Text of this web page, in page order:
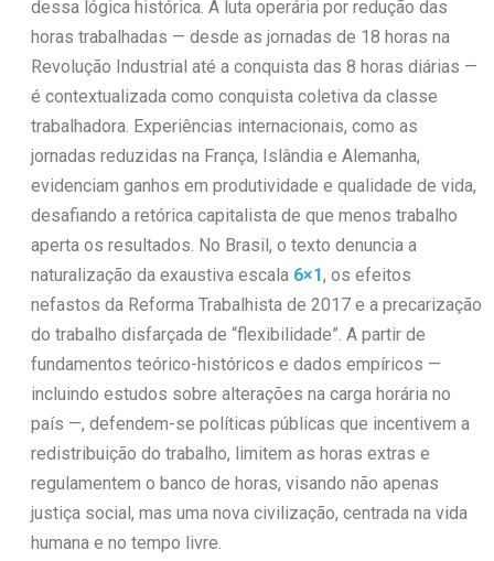
dessa lógica histórica. A luta operária por redução das
horas trabalhadas — desde as jornadas de 18 horas na
Revolução Industrial até a conquista das 8 horas diárias —
é contextualizada como conquista coletiva da classe
trabalhadora. Experiências internacionais, como as
jornadas reduzidas na França, Islândia e Alemanha,
evidenciam ganhos em produtividade e qualidade de vida,
desafiando a retórica capitalista de que menos trabalho
aperta os resultados. No Brasil, o texto denuncia a
naturalização da exaustiva escala 6×1, os efeitos
nefastos da Reforma Trabalhista de 2017 e a precarização
do trabalho disfarçada de “flexibilidade”. A partir de
fundamentos teórico-históricos e dados empíricos —
incluindo estudos sobre alterações na carga horária no
país —, defendem-se políticas públicas que incentivem a
redistribuição do trabalho, limitem as horas extras e
regulamentem o banco de horas, visando não apenas
justiça social, mas uma nova civilização, centrada na vida
humana e no tempo livre.